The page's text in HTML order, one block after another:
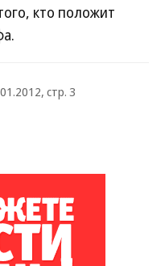
кто положит
стр. 3